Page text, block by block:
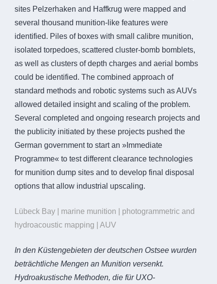
sites Pelzerhaken and Haffkrug were mapped and
several thousand munition-like features were
identified. Piles of boxes with small calibre munition,
isolated torpedoes, scattered cluster-bomb bomblets,
as well as clusters of depth charges and aerial bombs
could be identified. The combined approach of
standard methods and robotic systems such as AUVs
allowed detailed insight and scaling of the problem.
Several completed and ongoing research projects and
the publicity initiated by these projects pushed the
German government to start an »Immediate
Programme« to test different clearance technologies
for munition dump sites and to develop final disposal
options that allow industrial upscaling.
Lübeck Bay | marine munition | photogrammetric and
hydroacoustic mapping | AUV
In den Küstengebieten der deutschen Ostsee wurden
beträchtliche Mengen an Munition versenkt.
Hydroakustische Methoden, die für UXO-